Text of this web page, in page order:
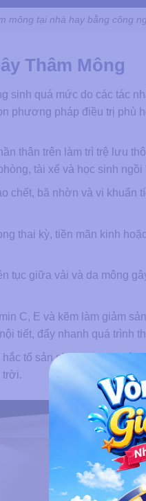
mông tại nhà hay bằng công
Thâm Mông
sinh quá mức do các tác
phương pháp điều trị phù
thân trên làm trì trệ lưu
tài xế và học sinh
chết, bã nhờn và vi khuẩn
thai kỳ, tiền mãn kinh
tục giữa vải và da mông
C, E và kẽm làm giảm
tiết, đẩy nhanh quá trình
hắc tố sản sinh melanin
trời.